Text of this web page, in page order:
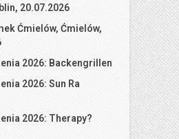
20.07.2026
Ćmielów, Ćmielów,
2026: Backengrillen
2026: Sun Ra
2026: Therapy?